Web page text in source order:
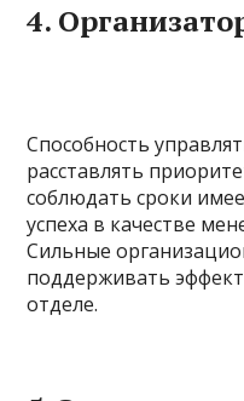
4.
Способность
расставлять
соблюдать сроки
успеха в качестве
Сильные
поддерживать
отделе.